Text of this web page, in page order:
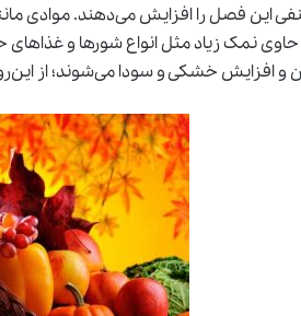
این فصل را افزایش می‌دهند. موادی
نمک زیاد مثل انواع شورها و
افزایش خشکی و سودا می‌شوند؛ از